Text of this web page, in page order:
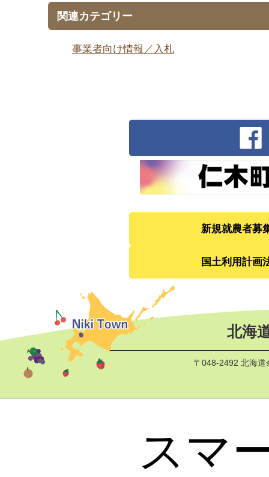
関連カテゴリー
事業者向け情報／入札
新規就農者募
国土利用計画
北海
〒048-2492 北海
スマ